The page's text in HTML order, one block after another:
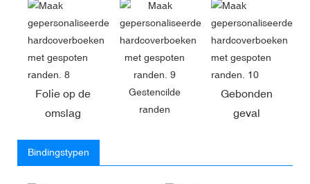
Folie op de
omslag
Gestencilde
randen
Gebonden
geval
Bindingstypen